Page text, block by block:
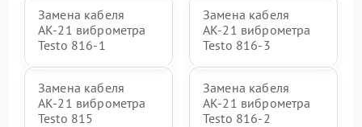
Замена кабеля
АК-21 виброметра
Testo 816-1
Замена кабеля
АК-21 виброметра
Testo 816-3
Замена кабеля
АК-21 виброметра
Testo 815
Замена кабеля
АК-21 виброметра
Testo 816-2